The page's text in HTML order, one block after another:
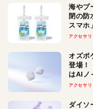
海やプ
閉の防
スマホ
アクセサリ
オズポ
登場！
はAIノ
アクセサリ
ダイソ